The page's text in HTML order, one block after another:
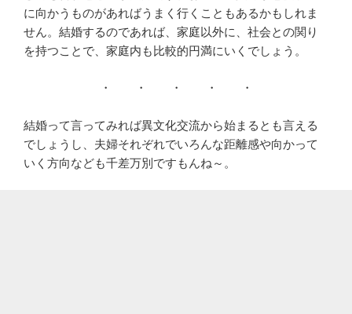
に向かうものがあればうまく行くこともあるかもしれま
せん。結婚するのであれば、家庭以外に、社会との関り
を持つことで、家庭内も比較的円満にいくでしょう。
・ ・ ・ ・ ・
結婚って言ってみれば異文化交流から始まるとも言える
でしょうし、夫婦それぞれでいろんな距離感や向かって
いく方向なども千差万別ですもんね～。